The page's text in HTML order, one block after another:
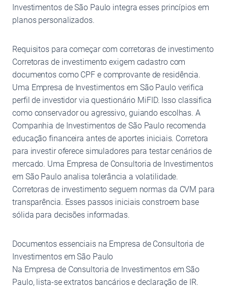
Investimentos de São Paulo integra esses princípios em
planos personalizados.
Requisitos para começar com corretoras de investimento
Corretoras de investimento exigem cadastro com
documentos como CPF e comprovante de residência.
Uma Empresa de Investimentos em São Paulo verifica
perfil de investidor via questionário MiFID. Isso classifica
como conservador ou agressivo, guiando escolhas. A
Companhia de Investimentos de São Paulo recomenda
educação financeira antes de aportes iniciais. Corretora
para investir oferece simuladores para testar cenários de
mercado. Uma Empresa de Consultoria de Investimentos
em São Paulo analisa tolerância a volatilidade.
Corretoras de investimento seguem normas da CVM para
transparência. Esses passos iniciais constroem base
sólida para decisões informadas.
Documentos essenciais na Empresa de Consultoria de
Investimentos em São Paulo
Na Empresa de Consultoria de Investimentos em São
Paulo, lista-se extratos bancários e declaração de IR.